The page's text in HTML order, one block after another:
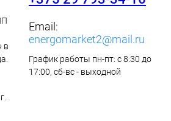
в
Email:
energomarket2@mail.ru
График работы пн-пт: с 8:30 до
17:00, сб-вс - выходной